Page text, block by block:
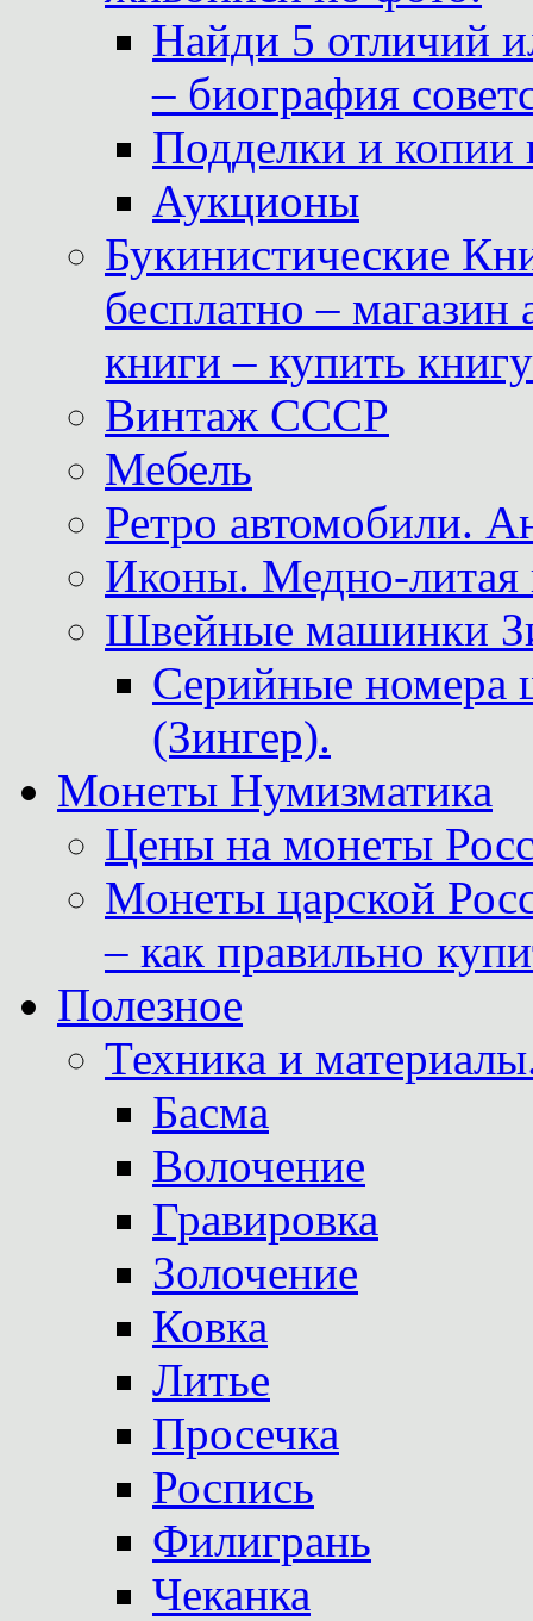
Найди 5 отличий
– биография
Подделки и копии
Аукционы
Букинистические
бесплатно –
книги – купить
Винтаж СССР
Мебель
Ретро автомобили.
Иконы. Медно-литая
Швейные машинки
Серийные
(Зингер).
Монеты Нумизматика
Цены на монеты
Монеты царской
– как правильно
Полезное
Техника и
Басма
Волочение
Гравировка
Золочение
Ковка
Литье
Просечка
Роспись
Филигрань
Чеканка